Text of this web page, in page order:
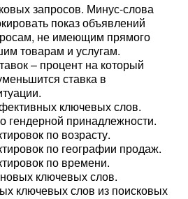
запросов. Минус-слова
показ объявлений
не имеющим прямого
товарам и услугам.
– процент на который
ставка в
ключевых слов.
гендерной принадлежности.
по возрасту.
по географии продаж.
по времени.
ключевых слов.
ключевых слов из поисковых